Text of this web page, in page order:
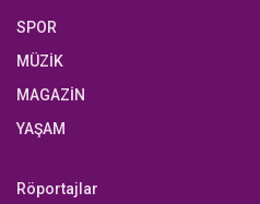
SPOR
MÜZİK
MAGAZİN
YAŞAM
Röportajlar